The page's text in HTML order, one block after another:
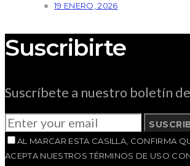
19 ENERO, 2026
Suscribirte
Suscríbete a nuestro boletín
AL MARCAR ESTA CASILLA, CONFIRMA
ACEPTA NUESTROS TÉRMINOS DE USO